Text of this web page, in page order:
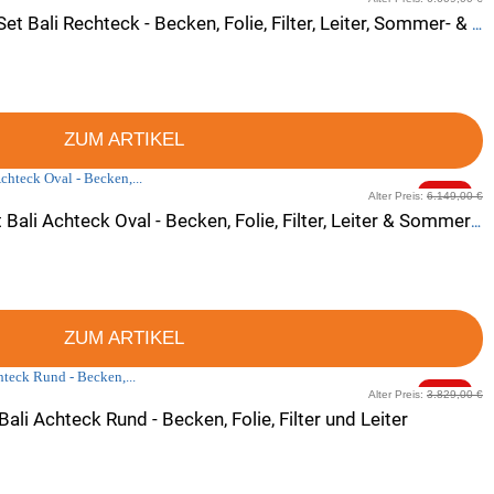
Holzpool Interline Premium Set Bali Rechteck - Becken, Folie, Filter, Leiter, Sommer- & Winterabdeckung und Premium Zubehör-Set
ZUM ARTIKEL
-20%
Holzpool Interline Deluxe Set Bali Achteck Oval - Becken, Folie, Filter, Leiter & Sommer- & Winterabdeckung
Alter Preis: 6.149,00 €
ZUM ARTIKEL
-20%
Achteck Rund - Becken, Folie, Filter und Leiter
Alter Preis: 3.829,00 €